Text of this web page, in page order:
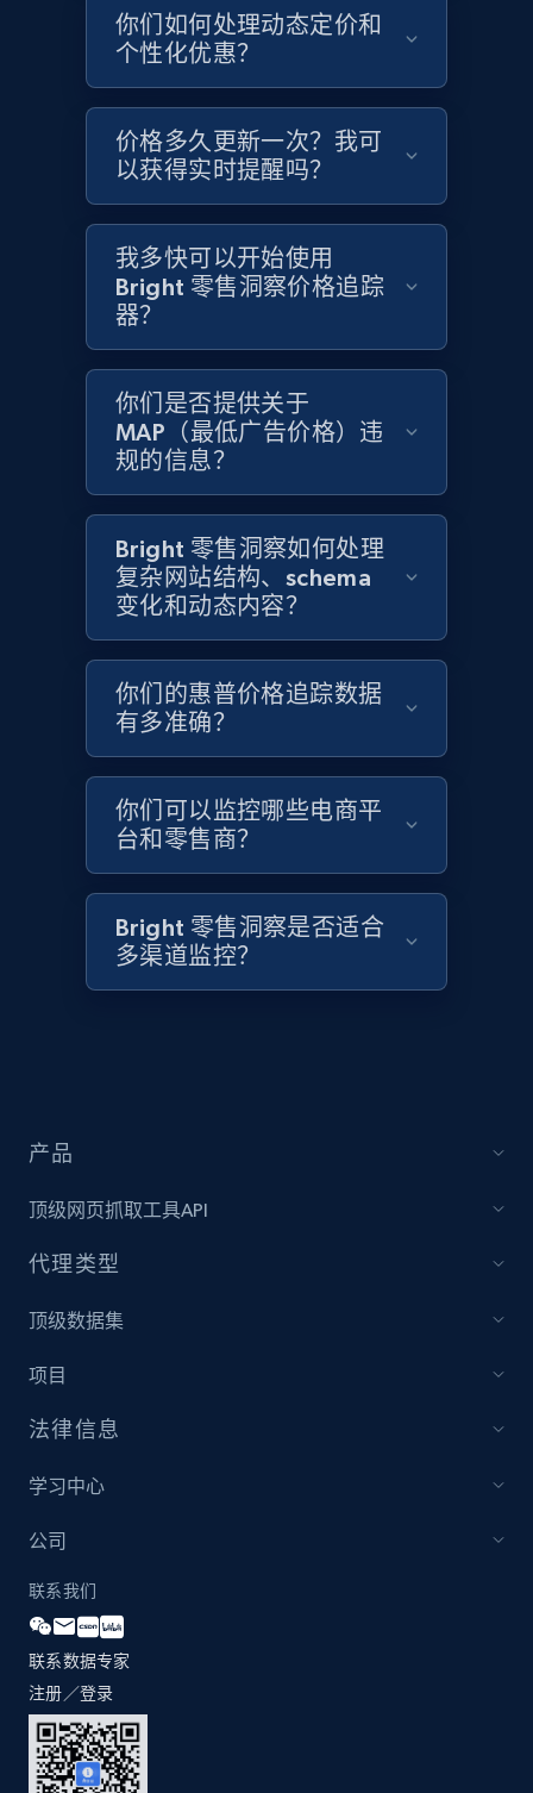
and more.
Home Depot US - Gather data on products
using specified keywords
URL, Domain, Country code, Model number,
Sku, Product id, Product name, Manufacturer,
and more.
Home Depot US - Discover products by
specified URL
URL, Domain, Country code, Model number,
Sku, Product id, Product name, Manufacturer,
and more.
2.1K+ 355+ 立即开始
Home Depot US - Discover products by
specified UPC
URL, Domain, Country code, Model number,
and more.
2.1K+
Title, Seller name, Brand, Description, Initial
more.
Amazon products global dataset - Collects
products by specific category URL
Title, Seller name, Brand, Description, Initial
price, Currency, Availability, Reviews count, and
more.
你们如何处理动态定价和
个性化优惠？
价格多久更新一次？我可
以获得实时提醒吗？
我多快可以开始使用
Bright 零售洞察价格追踪
器？
你们是否提供关于
MAP（最低广告价格）违
规的信息？
Bright 零售洞察如何处理
复杂网站结构、schema
变化和动态内容？
你们的惠普价格追踪数据
有多准确？
你们可以监控哪些电商平
台和零售商？
Bright 零售洞察是否适合
多渠道监控？
产品
顶级网页抓取工具API
代理类型
顶级数据集
项目
法律信息
学习中心
公司
联系我们
联系数据专家
注册／登录